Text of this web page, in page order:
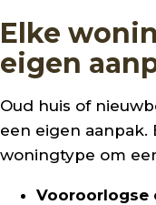
Elke
eigen
Oud huis of
een eigen
woningtype om
Vooroorlogse